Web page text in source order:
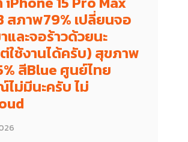
สภาพ79% เปลี่ยนจอ
และจอร้าวด้วยนะ
ใช้งานได้ครับ) สุขภาพ
สีBlue ศูนย์ไทย
ม่มีนะครับ ไม่